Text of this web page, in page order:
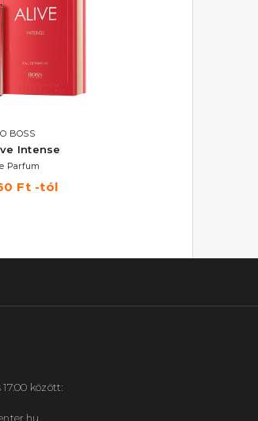
BOSS
Intense
Parfum
Ft -tól
között: